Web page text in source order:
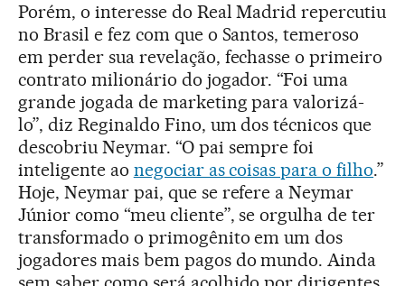
Porém, o interesse do Real Madrid repercutiu
no Brasil e fez com que o Santos, temeroso
em perder sua revelação, fechasse o primeiro
contrato milionário do jogador. “Foi uma
grande jogada de marketing para valorizá-
lo”, diz Reginaldo Fino, um dos técnicos que
descobriu Neymar. “O pai sempre foi
inteligente ao negociar as coisas para o filho.”
Hoje, Neymar pai, que se refere a Neymar
Júnior como “meu cliente”, se orgulha de ter
transformado o primogênito em um dos
jogadores mais bem pagos do mundo. Ainda